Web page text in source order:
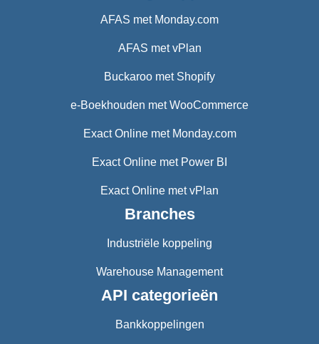
AFAS met Monday.com
AFAS met vPlan
Buckaroo met Shopify
e-Boekhouden met WooCommerce
Exact Online met Monday.com
Exact Online met Power BI
Exact Online met vPlan
Branches
Industriële koppeling
Warehouse Management
API categorieën
Bankkoppelingen